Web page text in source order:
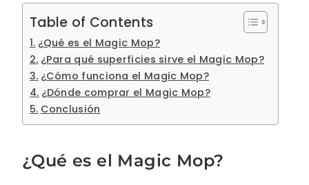
Table of Contents
¿Qué es el Magic Mop?
¿Para qué superficies sirve el Magic Mop?
¿Cómo funciona el Magic Mop?
¿Dónde comprar el Magic Mop?
Conclusión
¿Qué es el Magic Mop?